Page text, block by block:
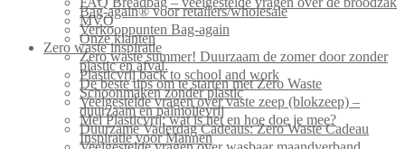
Bag-again® voor retailers/wholesale
MVO
Verkooppunten Bag-again
Onze klanten
Zero waste inspiratie
Zero waste summer! Duurzaam de zomer door zonder
plastic en afval.
Plasticvrij back to school and work
De beste tips om te starten met Zero Waste
Schoonmaken zonder plastic
Veelgestelde vragen over vaste zeep (blokzeep) –
duurzaam en palmolievrij
Mei Plasticvrij: wat is het en hoe doe je mee?
Duurzame Vaderdag Cadeaus: Zero Waste Cadeau
Inspiratie voor Mannen